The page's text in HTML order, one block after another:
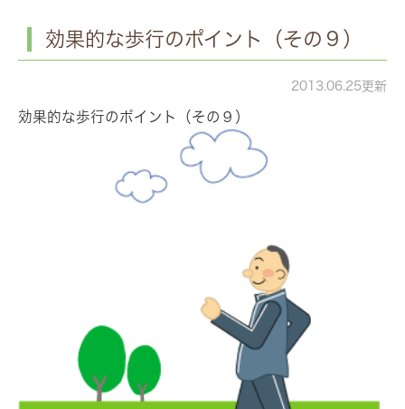
効果的な歩行のポイント（その９）
2013.06.25更新
効果的な歩行のポイント（その９）